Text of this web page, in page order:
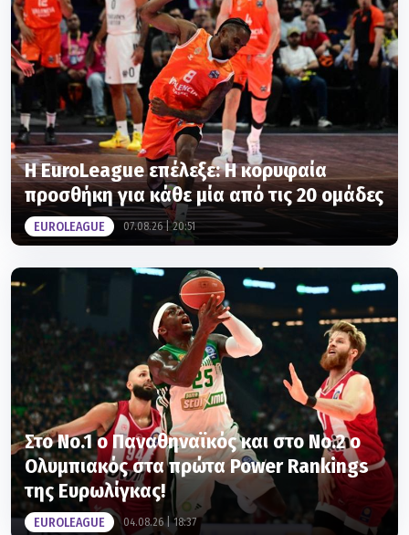
Η EuroLeague επέλεξε: Η κορυφαία
προσθήκη για κάθε μία από τις 20 ομάδες
EUROLEAGUE 07.08.26 | 20:51
Στο Νο.1 ο Παναθηναϊκός και στο Νο.2 ο
Ολυμπιακός στα πρώτα Power Rankings
της Ευρωλίγκας!
EUROLEAGUE 04.08.26 | 18:37